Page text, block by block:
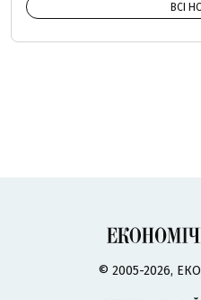
ВСІ
© 2005-2026,